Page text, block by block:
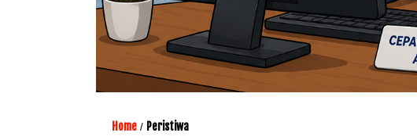
Home / Peristiwa